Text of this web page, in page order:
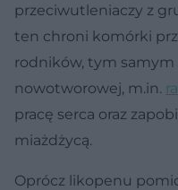
przeciwutleniaczy z
ten chroni komórki
rodników, tym samym
nowotworowej, m.in.
pracę serca oraz
miażdżycą.
Oprócz likopenu